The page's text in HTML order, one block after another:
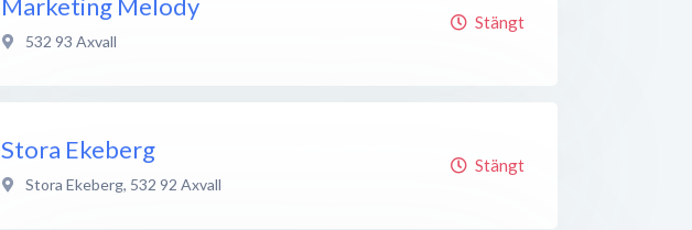
Marketing Melody
532 93 Axvall
Stängt
Stora Ekeberg
Stora Ekeberg, 532 92 Axvall
Stängt